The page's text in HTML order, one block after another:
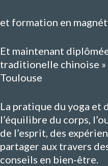
et formation en
Et maintenant
traditionelle chinoise »
Toulouse
La pratique du yoga et
l’équilibre du corps,
de l’esprit, des
partager aux travers
conseils en bien-être.